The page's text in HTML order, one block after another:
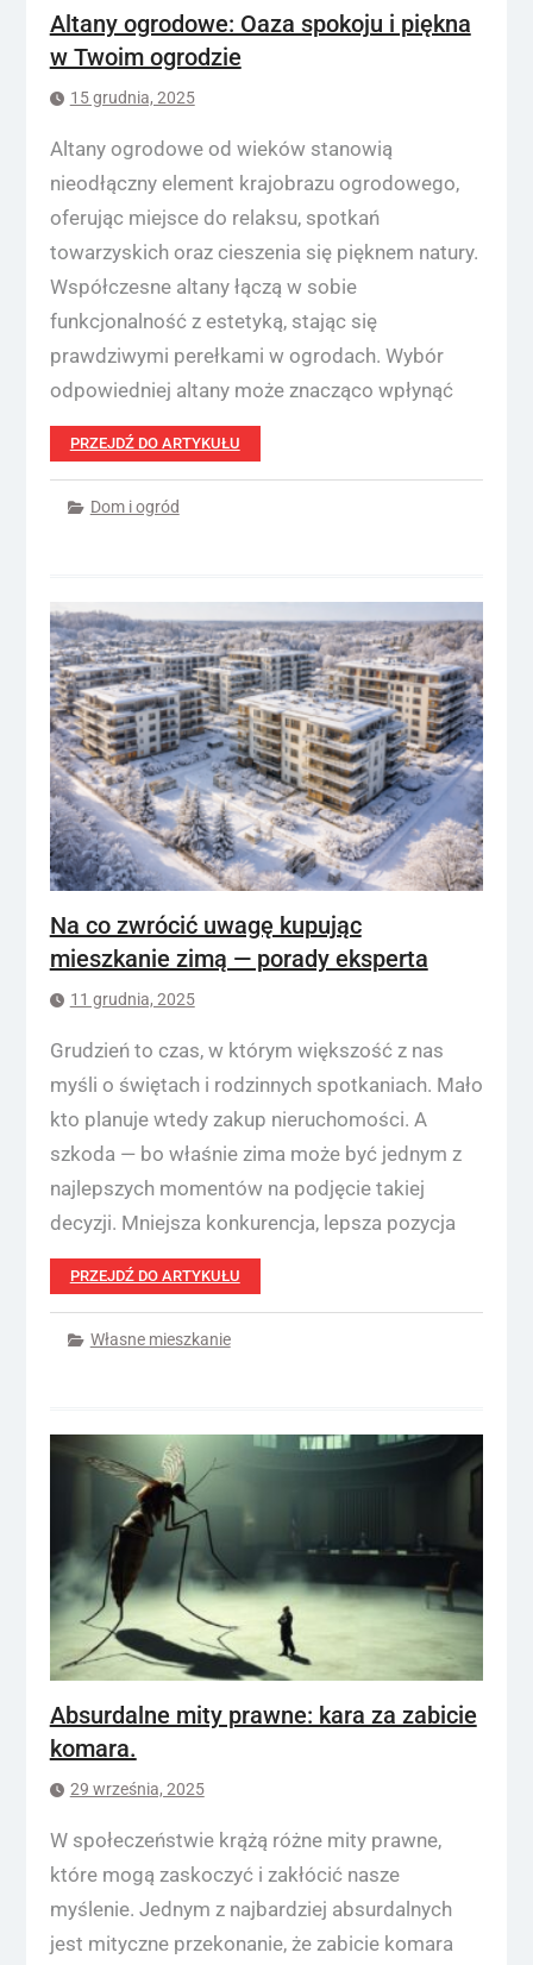
Altany ogrodowe: Oaza spokoju i piękna
w Twoim ogrodzie
15 grudnia, 2025
Altany ogrodowe od wieków stanowią
nieodłączny element krajobrazu ogrodowego,
oferując miejsce do relaksu, spotkań
towarzyskich oraz cieszenia się pięknem natury.
Współczesne altany łączą w sobie
funkcjonalność z estetyką, stając się
prawdziwymi perełkami w ogrodach. Wybór
odpowiedniej altany może znacząco wpłynąć
PRZEJDŹ DO ARTYKUŁU
Dom i ogród
Na co zwrócić uwagę kupując
mieszkanie zimą — porady eksperta
11 grudnia, 2025
Grudzień to czas, w którym większość z nas
myśli o świętach i rodzinnych spotkaniach. Mało
kto planuje wtedy zakup nieruchomości. A
szkoda — bo właśnie zima może być jednym z
najlepszych momentów na podjęcie takiej
decyzji. Mniejsza konkurencja, lepsza pozycja
PRZEJDŹ DO ARTYKUŁU
Własne mieszkanie
Absurdalne mity prawne: kara za zabicie
komara.
29 września, 2025
W społeczeństwie krążą różne mity prawne,
które mogą zaskoczyć i zakłócić nasze
myślenie. Jednym z najbardziej absurdalnych
jest mityczne przekonanie, że zabicie komara